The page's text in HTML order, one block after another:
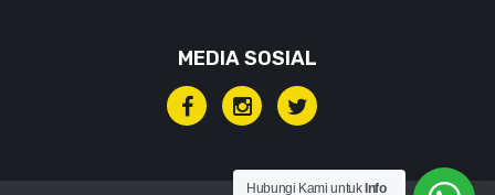
MEDIA SOSIAL
Hubungi Kami untuk Info